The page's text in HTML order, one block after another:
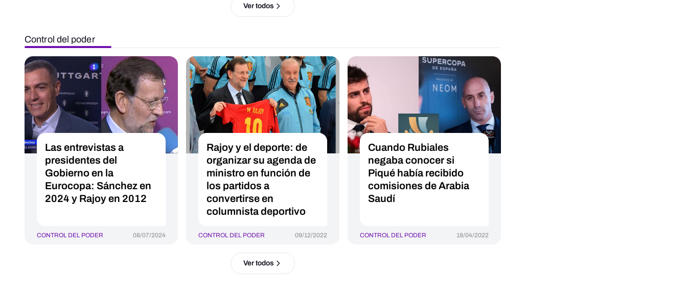
Ver todos
Control del poder
Las entrevistas a
presidentes del
Gobierno en la
Eurocopa: Sánchez en
2024 y Rajoy en 2012
CONTROL DEL PODER 08/07/2024
Rajoy y el deporte: de
organizar su agenda de
ministro en función de
los partidos a
convertirse en
columnista deportivo
CONTROL DEL PODER 09/12/2022
Cuando Rubiales
negaba conocer si
Piqué había recibido
comisiones de Arabia
Saudí
CONTROL DEL PODER 18/04/2022
Ver todos